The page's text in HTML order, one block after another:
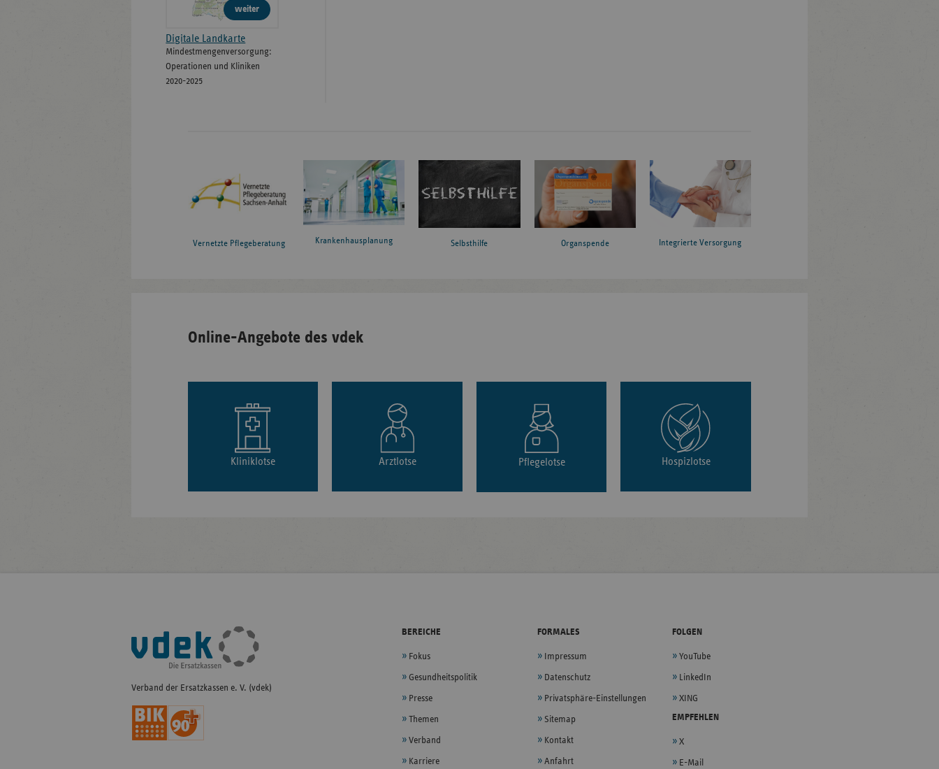
weiter
Digitale Landkarte
Mindestmengenversorgung:
Operationen und Kliniken
2020-2025
Vernetzte Pflegeberatung Krankenhausplanung Selbsthilfe Organspende Integrierte Versorgung
Online-Angebote des vdek
Kliniklotse Arztlotse Pflegelotse Hospizlotse
Fußleisten-
Navigation
Verband der Ersatzkassen e. V. (vdek)
BEREICHE
Fokus
Gesundheitspolitik
Presse
Themen
Verband
Karriere
FORMALES
Impressum
Datenschutz
Privatsphäre-Einstellungen
Sitemap
Kontakt
Anfahrt
FOLGEN
YouTube
LinkedIn
XING
EMPFEHLEN
X
E-Mail